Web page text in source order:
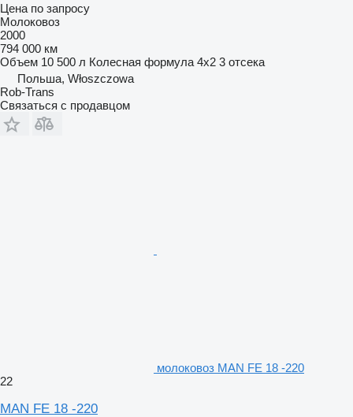
Цена по запросу
Молоковоз
2000
794 000 км
Объем 10 500 л Колесная формула 4x2 3 отсека
Польша, Włoszczowa
Rob-Trans
Связаться с продавцом
молоковоз MAN FE 18 -220
22
MAN FE 18 -220